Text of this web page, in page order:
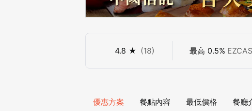
4.8 ★ (18) 最高 0.5%
優惠方案 餐點內容 最低價格 餐廳